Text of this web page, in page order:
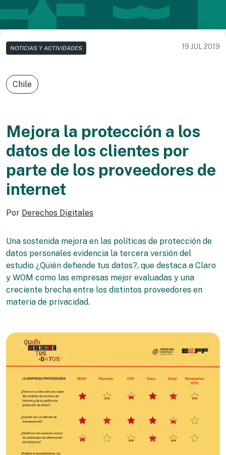
NOTICIAS Y ACTIVIDADES 19 JUL 2019
Chile
Mejora la protección a los
datos de los clientes por
parte de los proveedores de
internet
Por Derechos Digitales
Una sostenida mejora en las políticas de protección de
datos personales evidencia la tercera versión del
estudio ¿Quién defiende tus datos?, que destaca a Claro
y WOM como las empresas mejor evaluadas y una
creciente brecha entre los distintos proveedores en
materia de privacidad.